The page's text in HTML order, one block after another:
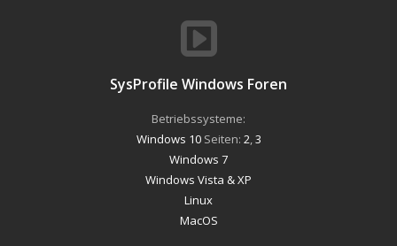
SysProfile Windows Foren
Betriebssysteme:
Windows 10Seiten: 2 3
Windows 7
Windows Vista & XP
Linux
MacOS